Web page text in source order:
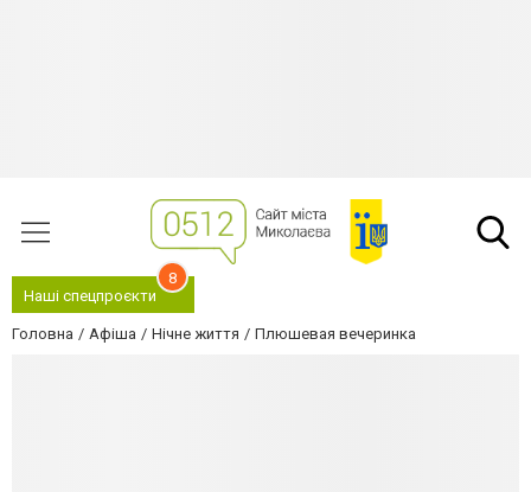
Наші спецпроєкти
8
Головна Афіша Нічне життя Плюшевая вечеринка